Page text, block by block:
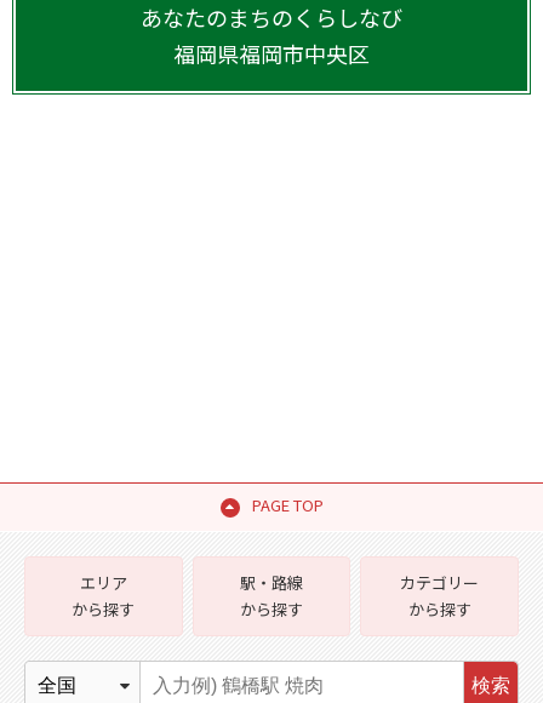
あなたのまちのくらしなび
福岡県福岡市中央区
PAGE TOP
エリア
から探す
駅・路線
から探す
カテゴリー
から探す
検索